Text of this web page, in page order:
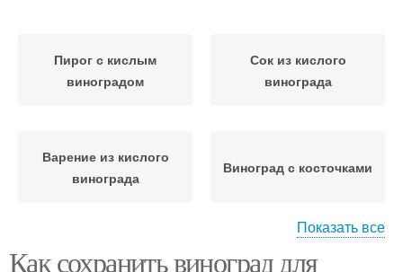
Пирог с кислым
виноградом
Сок из кислого
винограда
Варение из кислого
винограда
Виноград с косточками
Виноград без косточек
Показать все
Как сохранить виноград для